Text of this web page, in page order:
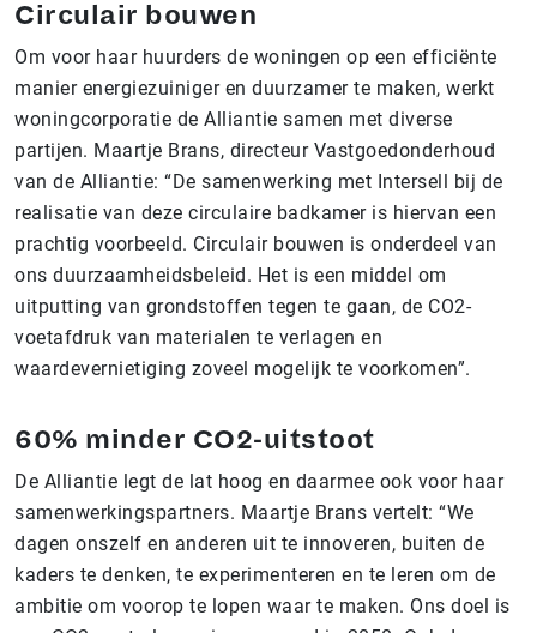
Circulair bouwen
Om voor haar huurders de woningen op een efficiënte
manier energiezuiniger en duurzamer te maken, werkt
woningcorporatie de Alliantie samen met diverse
partijen. Maartje Brans, directeur Vastgoedonderhoud
van de Alliantie: “De samenwerking met Intersell bij de
realisatie van deze circulaire badkamer is hiervan een
prachtig voorbeeld. Circulair bouwen is onderdeel van
ons duurzaamheidsbeleid. Het is een middel om
uitputting van grondstoffen tegen te gaan, de CO2-
voetafdruk van materialen te verlagen en
waardevernietiging zoveel mogelijk te voorkomen”.
60% minder CO2-uitstoot
De Alliantie legt de lat hoog en daarmee ook voor haar
samenwerkingspartners. Maartje Brans vertelt: “We
dagen onszelf en anderen uit te innoveren, buiten de
kaders te denken, te experimenteren en te leren om de
ambitie om voorop te lopen waar te maken. Ons doel is